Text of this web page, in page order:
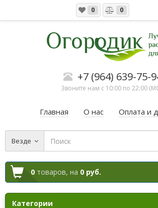
0 0
+7 (964) 639-75-
Звоните нам с 10:00 по 22:00
Главная О нас Оплата и
Везде
0 товаров, на 0 руб.
Категории